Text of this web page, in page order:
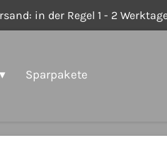
in der Regel 1 - 2
Sparpakete